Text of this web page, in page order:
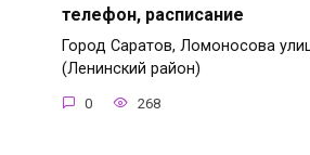
телефон, расписание
Город Саратов, Ломоносова
(Ленинский район)
0 268